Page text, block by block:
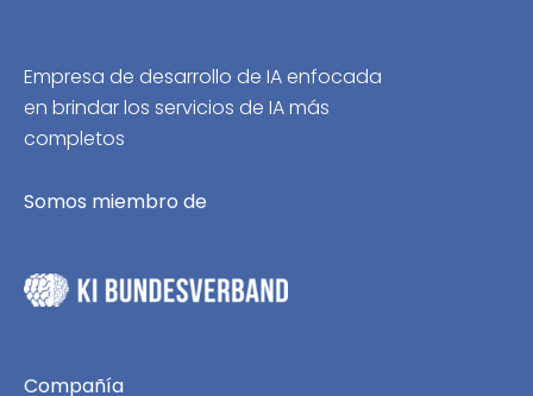
Empresa de desarrollo de IA enfocada
en brindar los servicios de IA más
completos
Somos miembro de
Compañía